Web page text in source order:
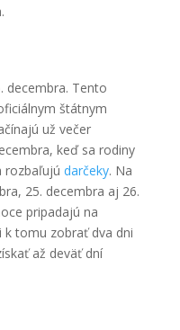
decembra. Tento
štátnym
už večer
keď sa rodiny
rozbaľujú darčeky. Na
25. decembra aj 26.
pripadajú na
k tomu zobrať dva dni
až deväť dní